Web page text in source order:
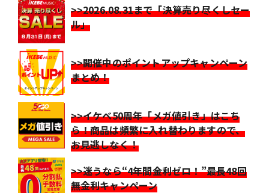
>>2026.08.31まで「決算売り尽くしセー
ル」
>>開催中のポイントアップキャンペーン
まとめ！
>>イケベ50周年「メガ値引き」はこち
ら！商品は頻繁に入れ替わりますので、
お見逃しなく！
>>迷うなら“4年間金利ゼロ！”最長48回
無金利キャンペーン